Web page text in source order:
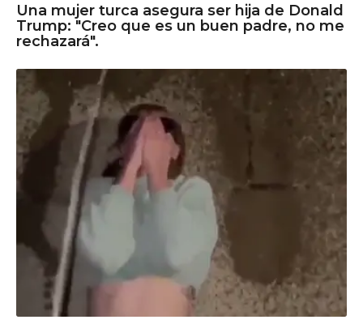
Una mujer turca asegura ser hija de Donald
Trump: "Creo que es un buen padre, no me
rechazará".